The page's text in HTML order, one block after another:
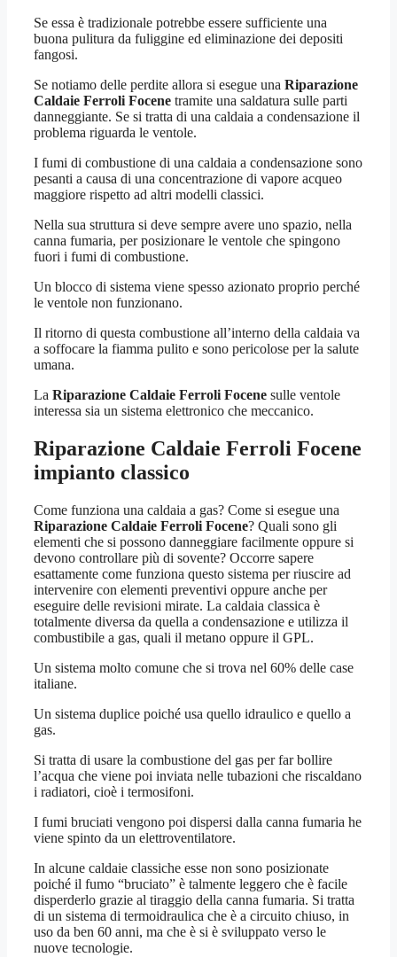
Se essa è tradizionale potrebbe essere sufficiente una
buona pulitura da fuliggine ed eliminazione dei depositi
fangosi.
Se notiamo delle perdite allora si esegue una Riparazione
Caldaie Ferroli Focene tramite una saldatura sulle parti
danneggiante. Se si tratta di una caldaia a condensazione il
problema riguarda le ventole.
I fumi di combustione di una caldaia a condensazione sono
pesanti a causa di una concentrazione di vapore acqueo
maggiore rispetto ad altri modelli classici.
Nella sua struttura si deve sempre avere uno spazio, nella
canna fumaria, per posizionare le ventole che spingono
fuori i fumi di combustione.
Un blocco di sistema viene spesso azionato proprio perché
le ventole non funzionano.
Il ritorno di questa combustione all’interno della caldaia va
a soffocare la fiamma pulito e sono pericolose per la salute
umana.
La Riparazione Caldaie Ferroli Focene sulle ventole
interessa sia un sistema elettronico che meccanico.
Riparazione Caldaie Ferroli Focene
impianto classico
Come funziona una caldaia a gas? Come si esegue una
Riparazione Caldaie Ferroli Focene? Quali sono gli
elementi che si possono danneggiare facilmente oppure si
devono controllare più di sovente? Occorre sapere
esattamente come funziona questo sistema per riuscire ad
intervenire con elementi preventivi oppure anche per
eseguire delle revisioni mirate. La caldaia classica è
totalmente diversa da quella a condensazione e utilizza il
combustibile a gas, quali il metano oppure il GPL.
Un sistema molto comune che si trova nel 60% delle case
italiane.
Un sistema duplice poiché usa quello idraulico e quello a
gas.
Si tratta di usare la combustione del gas per far bollire
l’acqua che viene poi inviata nelle tubazioni che riscaldano
i radiatori, cioè i termosifoni.
I fumi bruciati vengono poi dispersi dalla canna fumaria he
viene spinto da un elettroventilatore.
In alcune caldaie classiche esse non sono posizionate
poiché il fumo “bruciato” è talmente leggero che è facile
disperderlo grazie al tiraggio della canna fumaria. Si tratta
di un sistema di termoidraulica che è a circuito chiuso, in
uso da ben 60 anni, ma che è si è sviluppato verso le
nuove tecnologie.